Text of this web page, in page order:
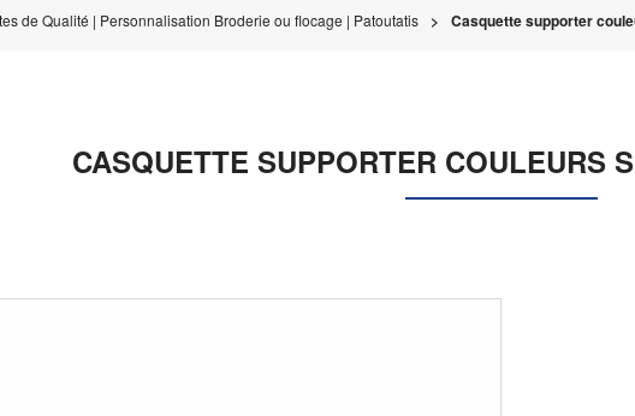
de Qualité | Personnalisation Broderie ou flocage | Patoutatis Casquette supporter
CASQUETTE SUPPORTER COULEURS